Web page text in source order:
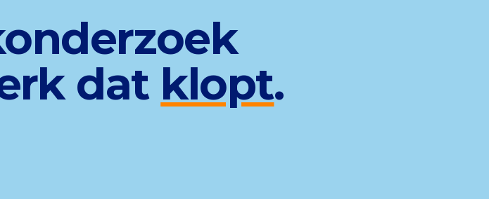
dat klopt.